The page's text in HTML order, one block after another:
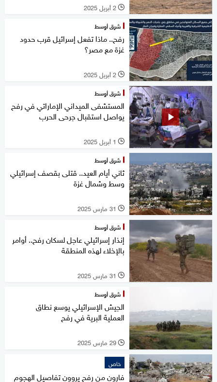
l 2 أبريل 2025
شرق أوسط
رفح.. ماذا تفعل إسرائيل قرب حدود
غزة مع مصر؟
l 2 أبريل 2025
شرق أوسط
المستشفى الميداني الإماراتي في رفح
يواصل استقبال جرحى الحرب
l 1 أبريل 2025
شرق أوسط
ثاني أيام العيد.. قتلى بقصف إسرائيلي
وسط وشمال غزة
l 31 مارس 2025
شرق أوسط
إنذار إسرائيلي عاجل لسكان رفح.. أوامر
بالإخلاء لهذه المنطقة
l 31 مارس 2025
شرق أوسط
الجيش الإسرائيلي يوسع نطاق
العملية البرية في رفح
l 29 مارس 2025
خاص
فارون من رفح يروون تفاصيل الهجوم